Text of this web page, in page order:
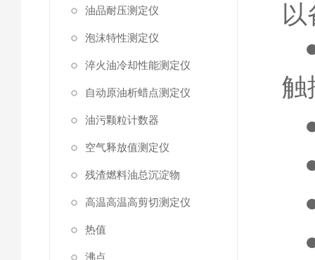
油品耐压测定仪
泡沫特性测定仪
淬火油冷却性能测定仪
自动原油析蜡点测定仪
油污颗粒计数器
空气释放值测定仪
残渣燃料油总沉淀物
高温高温高剪切测定仪
热值
沸点
触